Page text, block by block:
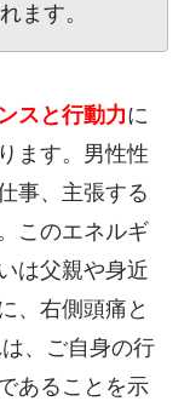
ます。
スと行動力に
ます。男性性
事、主張する
このエネルギ
は父親や身近
、右側頭痛と
、ご自身の行
あることを示